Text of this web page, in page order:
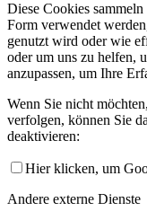
Diese Cookies
Form verwendet
genutzt wird oder wie
oder um uns zu helfen,
anzupassen, um Ihre
Wenn Sie nicht
verfolgen, können Sie
deaktivieren:
Hier klicken, um
Andere externe Dienste